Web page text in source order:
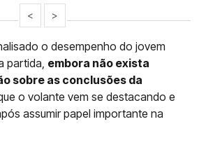
< >
o desempenho do jovem
partida, embora não exista
sobre as conclusões da
o volante vem se destacando e
assumir papel importante na